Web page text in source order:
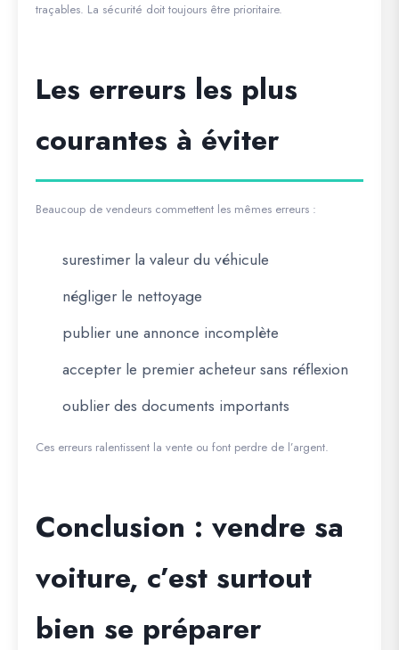
traçables. La sécurité doit toujours être prioritaire.
Les erreurs les plus
courantes à éviter
Beaucoup de vendeurs commettent les mêmes erreurs :
surestimer la valeur du véhicule
négliger le nettoyage
publier une annonce incomplète
accepter le premier acheteur sans réflexion
oublier des documents importants
Ces erreurs ralentissent la vente ou font perdre de l’argent.
Conclusion : vendre sa
voiture, c’est surtout
bien se préparer